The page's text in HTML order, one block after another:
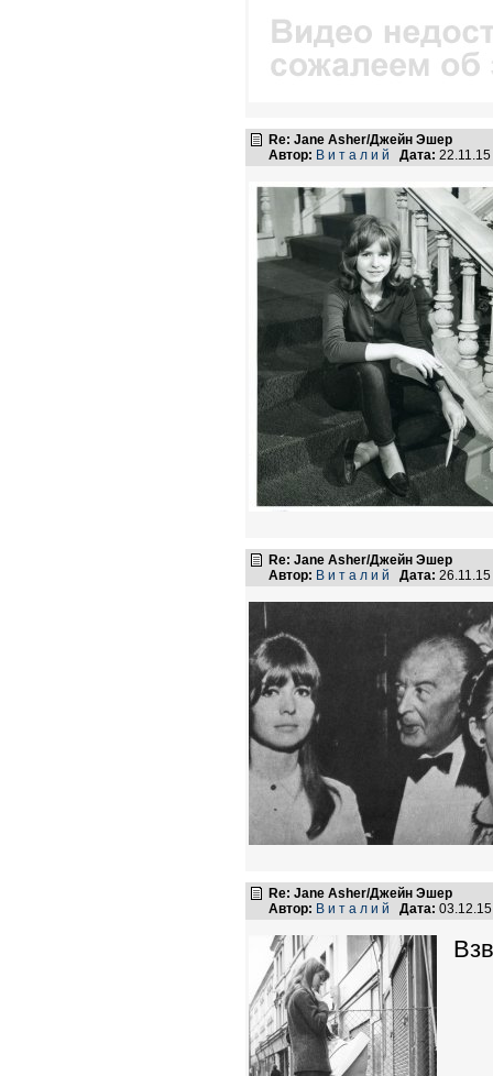
Re: Jane Asher/Джейн Эшер
Автор: В и т а л и й Дата:
Re: Jane Asher/Джейн Эшер
Автор: В и т а л и й Дата:
Re: Jane Asher/Джейн Эшер
Автор: В и т а л и й Дата: